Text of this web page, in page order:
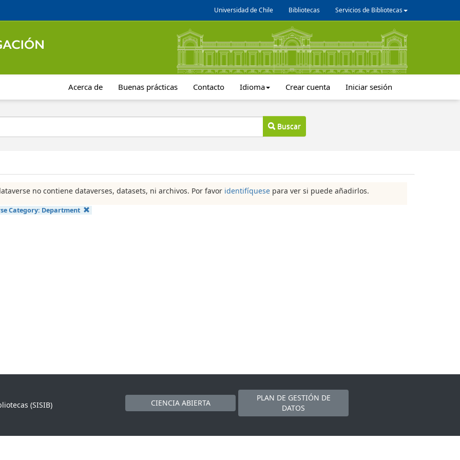
Universidad de Chile Bibliotecas Servicios de Bibliotecas
Acerca de Buenas prácticas Contacto Idioma Crear cuenta Iniciar sesión
Buscar
no contiene dataverses, datasets, ni archivos. Por favor identifíquese para ver si puede añadirlos.
Category: Department
(SISIB)
CIENCIA ABIERTA
PLAN DE GESTIÓN DE
DATOS